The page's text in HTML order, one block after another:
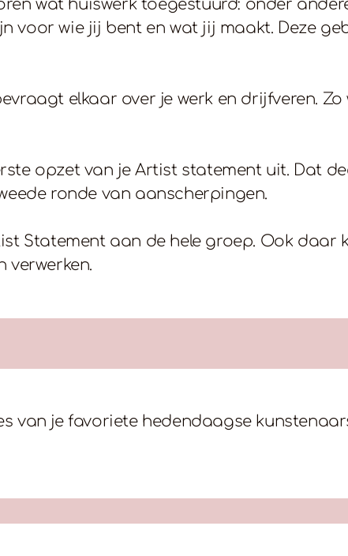
wat huiswerk toegestuurd: onder
voor wie jij bent en wat jij maakt. Deze
elkaar over je werk en drijfveren.
opzet van je Artist statement uit. Dat
ronde van aanscherpingen.
Statement aan de hele groep. Ook daar
verwerken.
van je favoriete hedendaagse